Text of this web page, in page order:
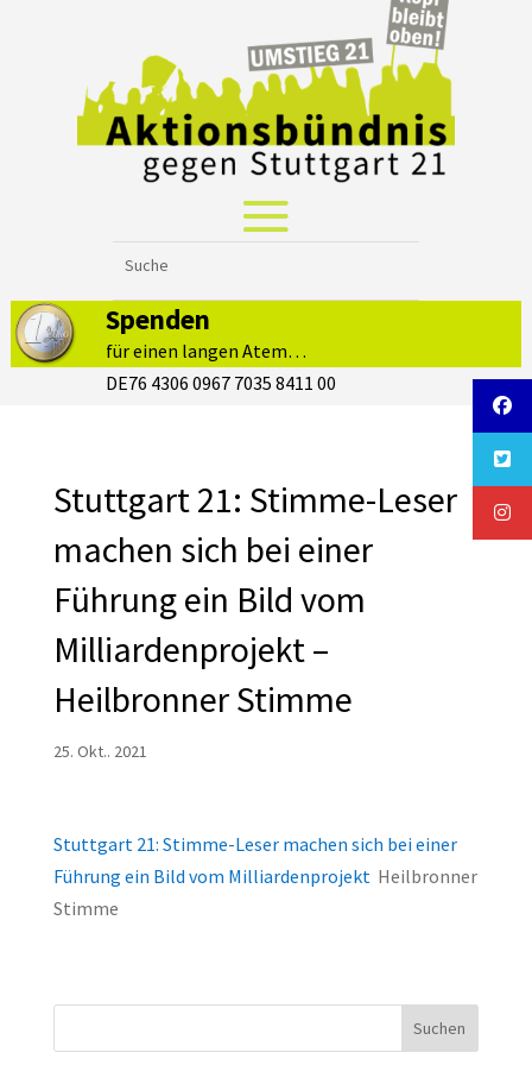
Spenden
für einen langen Atem…
DE76 4306 0967 7035 8411 00
Stuttgart 21: Stimme-Leser
machen sich bei einer
Führung ein Bild vom
Milliardenprojekt –
Heilbronner Stimme
25. Okt.. 2021
Stuttgart 21: Stimme-Leser machen sich bei einer
Führung ein Bild vom Milliardenprojekt Heilbronner
Stimme
Suchen